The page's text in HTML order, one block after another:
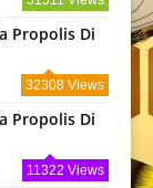
Propolis Di
32308 Views
Propolis Di
11322 Views